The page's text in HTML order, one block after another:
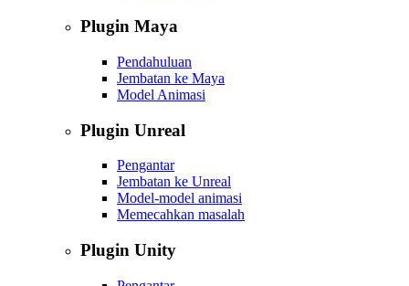
Plugin Maya
Pendahuluan
Jembatan ke Maya
Model Animasi
Plugin Unreal
Pengantar
Jembatan ke Unreal
Model-model animasi
Memecahkan masalah
Plugin Unity